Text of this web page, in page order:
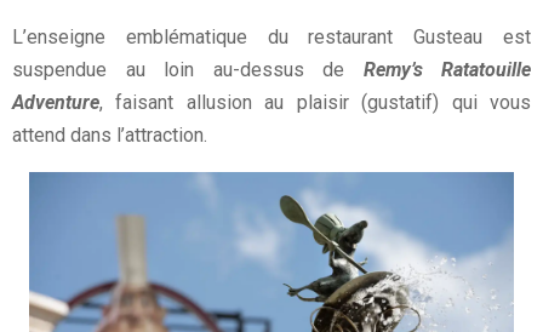
L’enseigne emblématique du restaurant Gusteau est
suspendue au loin au-dessus de Remy’s Ratatouille
Adventure, faisant allusion au plaisir (gustatif) qui vous
attend dans l’attraction.